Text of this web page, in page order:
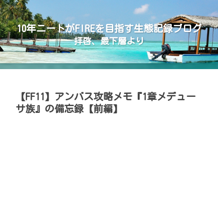
10年ニートがFIREを目指す生態記録ブログ
拝啓、最下層より
【FF11】アンバス攻略メモ『1章メデュー
サ族』の備忘録【前編】